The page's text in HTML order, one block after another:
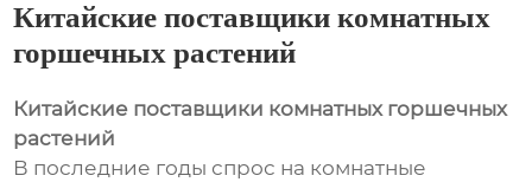
Китайские поставщики комнатных
горшечных растений
Китайские поставщики комнатных горшечных
растений
В последние годы спрос на комнатные